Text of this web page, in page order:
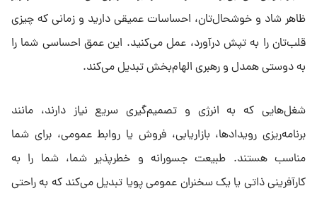
ظاهر شاد و خوشحال‌تان، احساسات عمیقی دارید و زمانی که چیزی
قلب‌تان را به تپش درآورد، عمل می‌کنید. این عمق احساسی شما را
به دوستی همدل و رهبری الهام‌بخش تبدیل می‌کند.
شغل‌هایی که به انرژی و تصمیم‌گیری سریع نیاز دارند، مانند
برنامه‌ریزی رویدادها، بازاریابی، فروش یا روابط عمومی، برای شما
مناسب هستند. طبیعت جسورانه و خطرپذیر شما، شما را به
کارآفرینی ذاتی یا یک سخنران عمومی پویا تبدیل می‌کند که به راحتی